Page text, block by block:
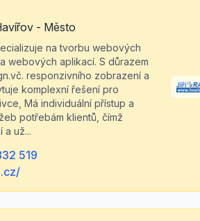
- Město
na tvorbu webových
webových aplikací. S důrazem
responzivního zobrazení a
komplexní řešení pro
Má individuální přístup a
potřebám klientů, čímž
a už...
519